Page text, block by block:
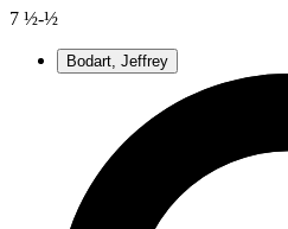
7 ½-½
Bodart, Jeffrey